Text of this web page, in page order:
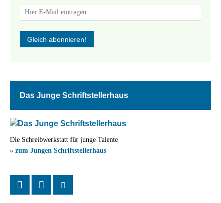
Das Junge Schriftstellerhaus
Die Schreibwerkstatt für junge Talente
» zum Jungen Schriftstellerhaus